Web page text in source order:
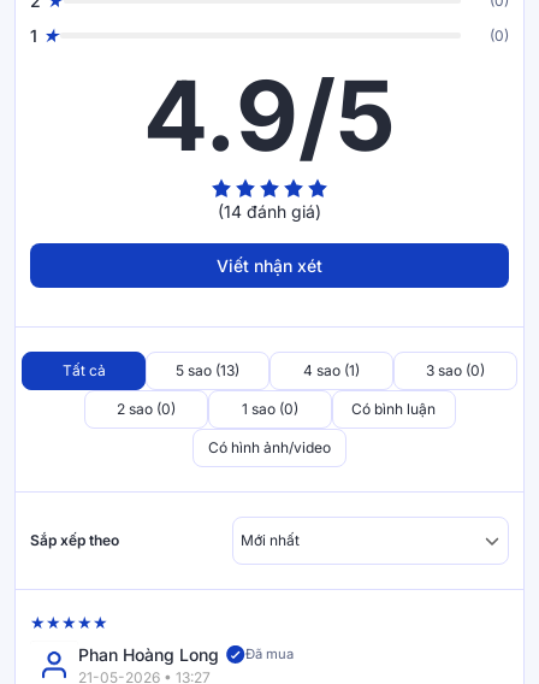
toán trên, Vua Nệm mong muốn mang đến sự tiện lợi cho
1 (0)
4.9/5
(14 đánh giá)
Viết nhận xét
Tất cả 5 sao (13) 4 sao (1) 3 sao (0)
2 sao (0) 1 sao (0) Có bình luận
Có hình ảnh/video
Sắp xếp theo
Phan Hoàng Long Đã mua
21-05-2026 • 13:27